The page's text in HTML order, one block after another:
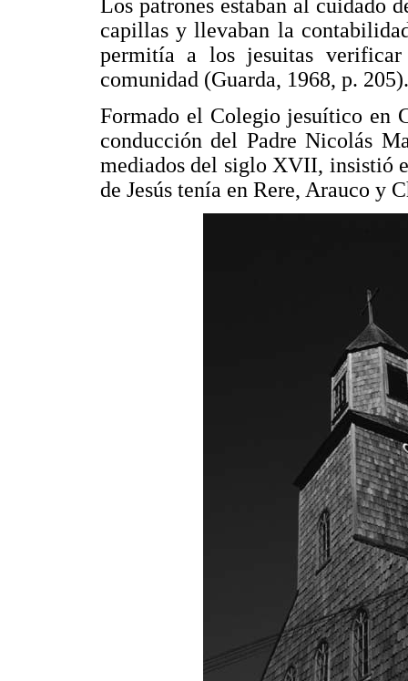
Los patrones estaban al
capillas y llevaban la
permitía a los jesuitas
comunidad (Guarda, 1968, p. 205).
Formado el Colegio jesuítico en
conducción del Padre Nicolás
mediados del siglo XVII, insistió
de Jesús tenía en Rere, Arauco y